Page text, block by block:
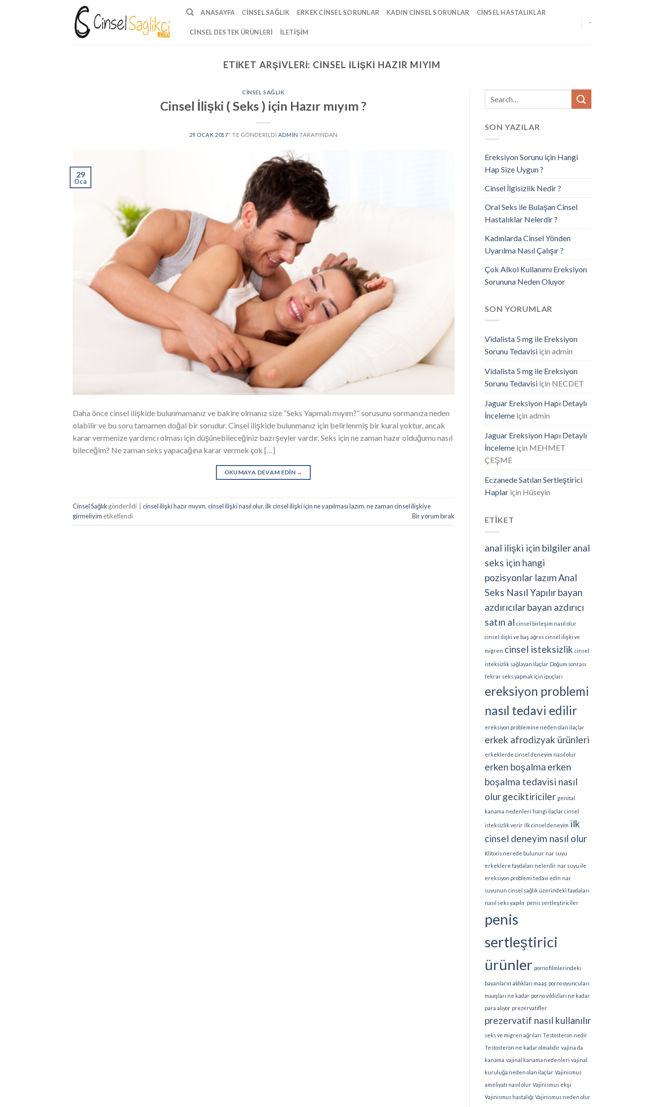
ANASAYFA CINSEL SAĞLIK ERKEK CINSEL SORUNLAR KADIN CINSEL SORUNLAR CINSEL HASTALIKLAR
CINSEL DESTEK ÜRÜNLERI İLETIŞIM
-
ETIKET ARŞIVLERI: CINSEL ILIŞKI HAZIR MIYIM
CINSEL SAĞLIK
Cinsel İlişki ( Seks ) için Hazır mıyım ?
29 OCAK 2017’' TE GÖNDERILDI ADMIN TARAFINDAN
29
Oca
Daha önce cinsel ilişkide bulunmamanız ve bakire olmanız size “Seks Yapmalı mıyım?” sorusunu sormanıza neden
olabilir ve bu soru tamamen doğal bir sorudur. Cinsel ilişkide bulunmanız için belirlenmiş bir kural yoktur, ancak
karar vermenize yardımcı olması için düşünebileceğiniz bazı şeyler vardır. Seks için ne zaman hazır olduğumu nasıl
bileceğim? Ne zaman seks yapacağına karar vermek çok […]
OKUMAYA DEVAM EDIN →
Cinsel Sağlık gönderildi cinsel ilişki hazır mıyım,cinsel ilişki nasıl olur,ilk cinsel ilişki için ne yapılması lazım,ne zaman cinsel ilişkiye
girmeliyim etiketlendi Bir yorum bırak
SON YAZILAR
Ereksiyon Sorunu için Hangi
Hap Size Uygun ?
Cinsel İlgisizlik Nedir ?
Oral Seks ile Bulaşan Cinsel
Hastalıklar Nelerdir ?
Kadınlarda Cinsel Yönden
Uyarılma Nasıl Çalışır ?
Çok Alkol Kullanımı Ereksiyon
Sorununa Neden Oluyor
SON YORUMLAR
Vidalista 5 mg ile Ereksiyon
Sorunu Tedavisiiçin admin
Vidalista 5 mg ile Ereksiyon
Sorunu Tedavisiiçin NECDET
Jaguar Ereksiyon Hapı Detaylı
İncelemeiçin admin
Jaguar Ereksiyon Hapı Detaylı
İncelemeiçin MEHMET
ÇEŞME
Eczanede Satılan Sertleştirici
Haplariçin Hüseyin
ETİKET
anal ilişki için bilgileranal
seks için hangi
pozisyonlar lazımAnal
Seks Nasıl Yapılırbayan
azdırıcılarbayan azdırıcı
satın al cinsel birleşim nasıl olur
cinsel ilişki ve baş ağrııs cinsel ilişki ve
migren cinsel isteksizlik cinsel
isteksizlik sağlayan ilaçlar Doğum sonrası
tekrar seks yapmak için ipuçları
ereksiyon problemi
nasıl tedavi edilir
ereksiyon problemine neden olan ilaçlar
erkek afrodizyak ürünleri
erkeklerde cinsel deneyim nasıl olur
erken boşalma erken
boşalma tedavisi nasıl
olurgeciktiriciler genital
kanama nedenleri hangi ilaçlar cinsel
isteksizlik verir ilk cinsel deneyim ilk
cinsel deneyim nasıl olur
Klitoris nerede bulunur nar suyu
erkeklere faydaları nelerdir nar suyu ile
ereksiyon problemi tedavi edin nar
suyunun cinsel sağlık üzerindeki faydaları
nasıl seks yapılır penis sertleştiriciler
penis
sertleştirici
ürünler porno filmlerindeki
bayanların aldıkları maaş porno oyuncuları
maaşları ne kadar porno yıldızları ne kadar
para alıyor prezervatifler
prezervatif nasıl kullanılır
seks ve migren ağrıları Testosteron nedir
Testosteron ne kadar olmalıdır vajina da
kanama vajinal kanama nedenleri vajinal
kuruluğa neden olan ilaçlar Vajinismus
ameliyatı nasıl olur Vajinismus ekşi
Vajinismus hastalığı Vajinismus neden olur